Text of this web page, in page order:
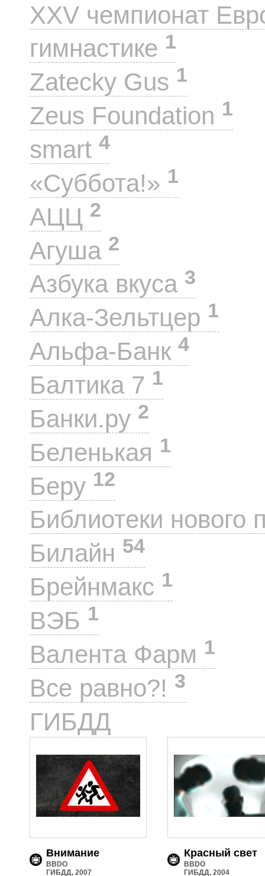
XXV чемпионат
гимнастике 1
Zatecky Gus 1
Zeus Foundation 1
smart 4
«Суббота!» 1
АЦЦ 2
Агуша 2
Азбука вкуса 3
Алка-Зельтцер 1
Альфа-Банк 4
Балтика 7 1
Банки.ру 2
Беленькая 1
Беру 12
Библиотеки нового
Билайн 54
Брейнмакс 1
ВЭБ 1
Валента Фарм 1
Все равно?! 3
ГИБДД
Внимание
BBDO
ГИБДД, 2007
Красный свет
BBDO
ГИБДД, 2004